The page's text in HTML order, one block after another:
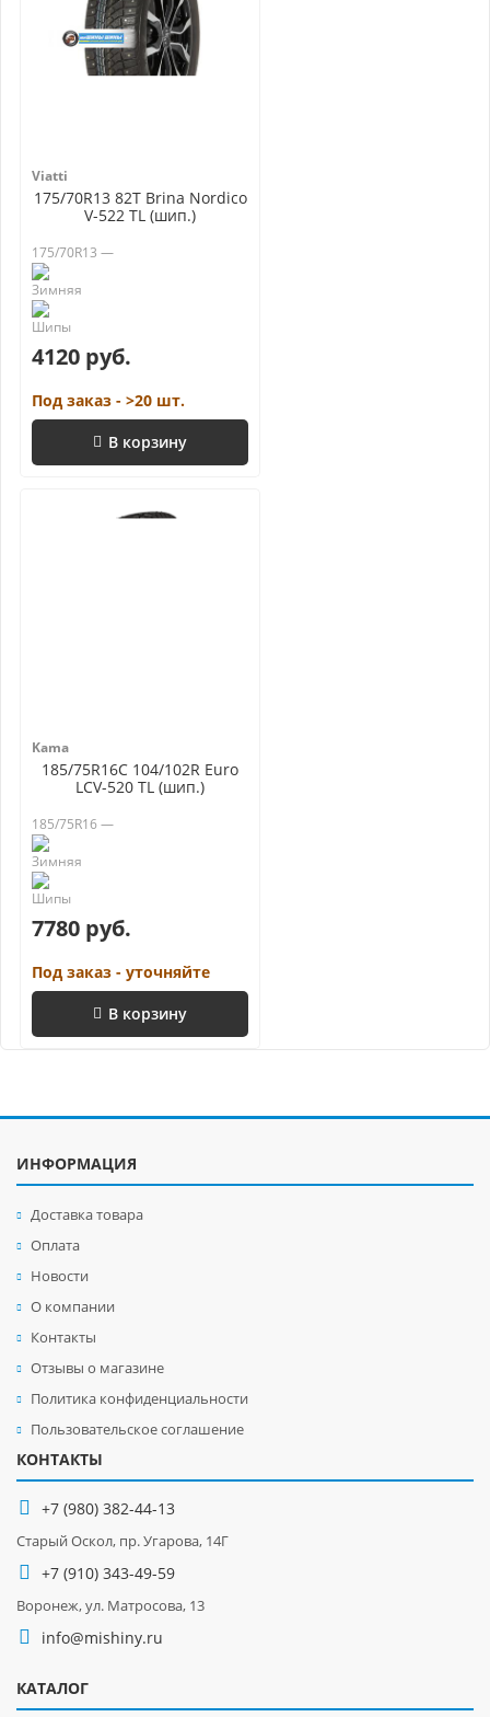
Viatti
175/70R13 82T Brina Nordico
V-522 TL (шип.)
175/70R13 —
4120 руб.
Под заказ - >20 шт.
В корзину
Kama
185/75R16C 104/102R Euro
LCV-520 TL (шип.)
185/75R16 —
7780 руб.
Под заказ - уточняйте
В корзину
ИНФОРМАЦИЯ
Доставка товара
Оплата
Новости
О компании
Контакты
Отзывы о магазине
Политика конфиденциальности
Пользовательское соглашение
КОНТАКТЫ
+7 (980) 382-44-13
Старый Оскол, пр. Угарова, 14Г
+7 (910) 343-49-59
Воронеж, ул. Матросова, 13
info@mishiny.ru
КАТАЛОГ